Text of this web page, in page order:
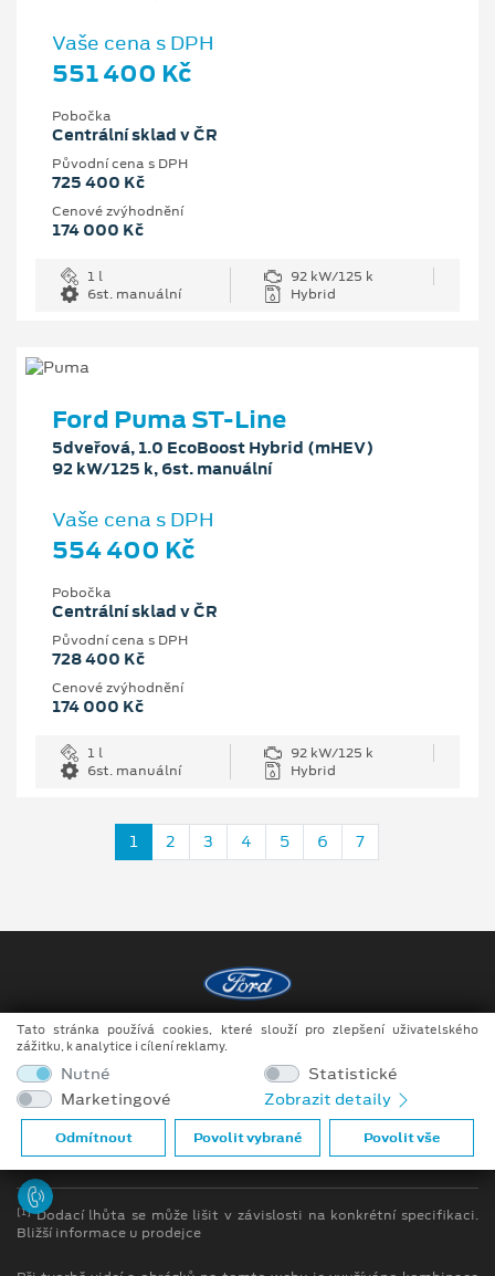
Vaše cena s DPH
551 400 Kč
Pobočka
Centrální sklad v ČR
Původní cena s DPH
725 400 Kč
Cenové zvýhodnění
174 000 Kč
1 l
92 kW/125 k
6st. manuální
Hybrid
Ford Puma ST-Line
5dveřová, 1.0 EcoBoost Hybrid (mHEV)
92 kW/125 k, 6st. manuální
Vaše cena s DPH
554 400 Kč
Pobočka
Centrální sklad v ČR
Původní cena s DPH
728 400 Kč
Cenové zvýhodnění
174 000 Kč
1 l
92 kW/125 k
6st. manuální
Hybrid
1 2 3 4 5 6 7
Copyright ©2026 Raeder & Falge s.r.o.
Obchodní podmínky
Prohlášení o zpracování údajů konečných zákazníků
[1]Dodací lhůta se může lišit v závislosti na konkrétní specifikaci.
Bližší informace u prodejce
Tato stránka používá cookies, které slouží pro zlepšení uživatelského
zážitku, k analytice i cílení reklamy.
Nutné
Statistické
Marketingové
Zobrazit detaily
Odmítnout Povolit vybrané Povolit vše